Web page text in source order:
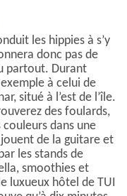
les hippies à s’y
donc pas de
partout. Durant
à celui de
situé à l’est de l’île.
des foulards,
dans une
de la guitare et
les stands de
smoothies et
luxueux hôtel de TUI